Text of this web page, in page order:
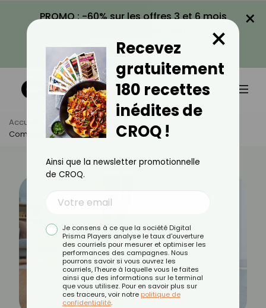
PROMO : -60% sur les offres 3 et 6 mois
VOIR LA PROMO
×
Accueil Actus
Minceur
Comment Perdre 2 Kilos Sans Sport ?
Recevez
gratuitement
180 recettes
inédites de
CROQ !
×
Ainsi que la newsletter promotionnelle
de CROQ.
Je consens à ce que la société Digital
Prisma Players analyse le taux d'ouverture
des courriels pour mesurer et optimiser les
performances des campagnes. Nous
pourrons savoir si vous ouvrez les
courriels, l'heure à laquelle vous le faites
ainsi que des informations sur le terminal
que vous utilisez. Pour en savoir plus sur
ces traceurs, voir notre politique de
confidentialité.